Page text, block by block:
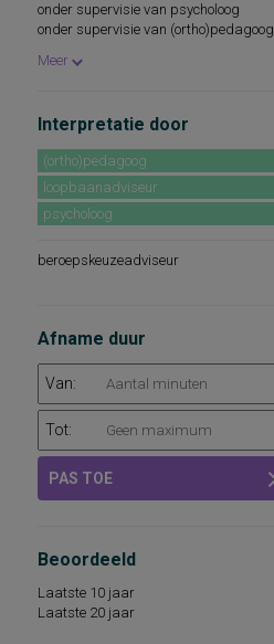
onder supervisie van psycholoog
onder supervisie van (ortho)pedagoog
Meer
Interpretatie door
(ortho)pedagoog
loopbaanadviseur
psycholoog
beroepskeuzeadviseur
Afname duur
Van:
Tot:
PAS TOE
Beoordeeld
Laatste 10 jaar
Laatste 20 jaar